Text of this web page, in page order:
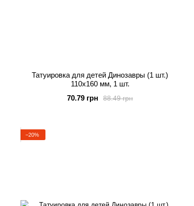
Татуировка для детей Динозавры (1 шт.)
110х160 мм, 1 шт.
88.49 грн
70.79 грн
−20%